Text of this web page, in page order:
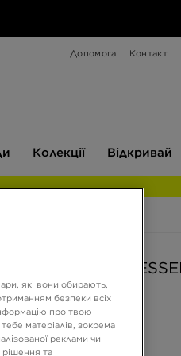
Допомога Контакт
Колекції Відкривай
NIKE AIR MAX 1
3499 ГРН
які вони обирають,
безпеки всіх
про твою
матеріалів, зокрема
реклами чи
та